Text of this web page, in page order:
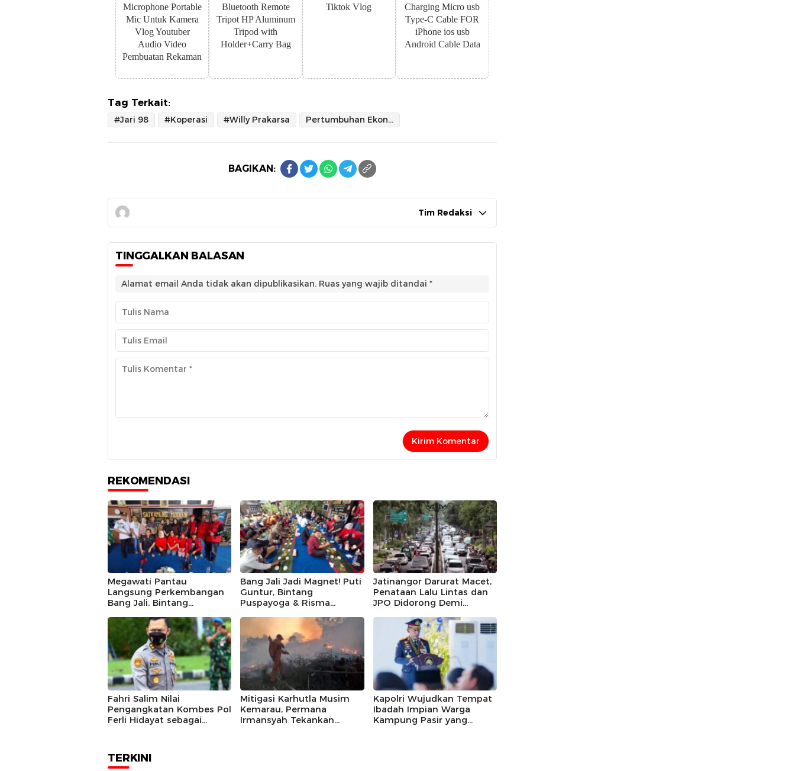
Microphone Portable
Mic Untuk Kamera
Vlog Youtuber
Audio Video
Pembuatan Rekaman
Bluetooth Remote
Tripot HP Aluminum
Tripod with
Holder+Carry Bag
Tiktok Vlog
Charging Micro usb
Type-C Cable FOR
iPhone ios usb
Android Cable Data
Tag Terkait:
#Jari 98 #Koperasi #Willy Prakarsa Pertumbuhan Ekonomi Nasional
BAGIKAN:
Tim Redaksi
TINGGALKAN BALASAN
Alamat email Anda tidak akan dipublikasikan. Ruas yang wajib ditandai *
REKOMENDASI
Megawati Pantau
Langsung Perkembangan
Bang Jali, Bintang
Program
Bang Jali Jadi Magnet! Puti
Guntur, Bintang
Puspayoga & Risma
Jatinangor Darurat Macet,
Penataan Lalu Lintas dan
JPO Didorong Demi
Fahri Salim Nilai
Pengangkatan Kombes Pol
Ferli Hidayat sebagai
Mitigasi Karhutla Musim
Kemarau, Permana
Irmansyah Tekankan
Kapolri Wujudkan Tempat
Ibadah Impian Warga
Kampung Pasir yang
TERKINI